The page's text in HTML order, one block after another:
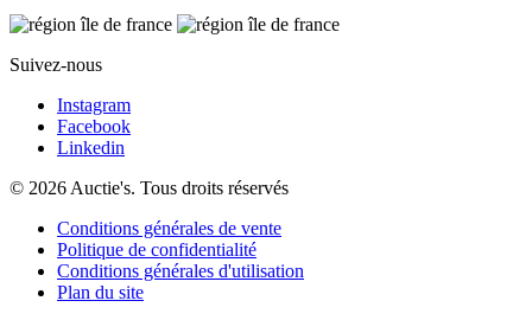
Suivez-nous
Instagram
Facebook
Linkedin
© 2026 Auctie's. Tous droits réservés
Conditions générales de vente
Politique de confidentialité
Conditions générales d'utilisation
Plan du site